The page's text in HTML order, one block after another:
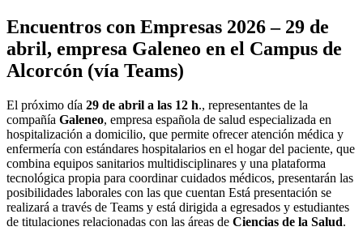
Encuentros con Empresas 2026 – 29 de
abril, empresa Galeneo en el Campus de
Alcorcón (vía Teams)
El próximo día 29 de abril a las 12 h., representantes de la
compañía Galeneo, empresa española de salud especializada en
hospitalización a domicilio, que permite ofrecer atención médica y
enfermería con estándares hospitalarios en el hogar del paciente, que
combina equipos sanitarios multidisciplinares y una plataforma
tecnológica propia para coordinar cuidados médicos, presentarán las
posibilidades laborales con las que cuentan Está presentación se
realizará a través de Teams y está dirigida a egresados y estudiantes
de titulaciones relacionadas con las áreas de Ciencias de la Salud.